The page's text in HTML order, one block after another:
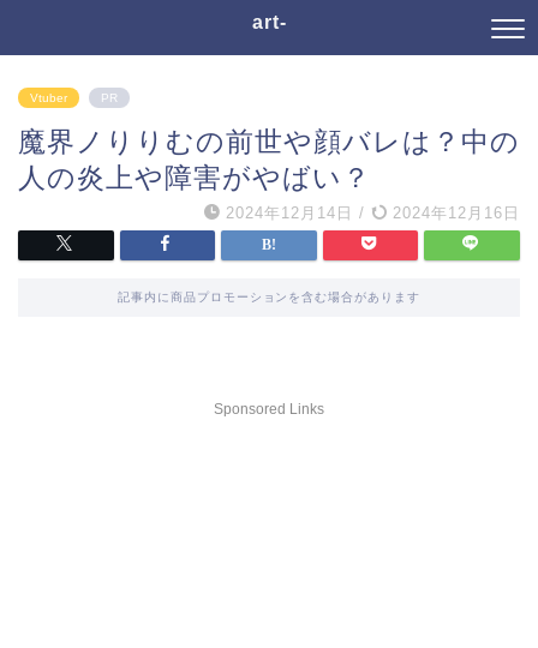
art-
Vtuber PR
魔界ノりりむの前世や顔バレは？中の
人の炎上や障害がやばい？
2024年12月14日 / 2024年12月16日
記事内に商品プロモーションを含む場合があります
Sponsored Links